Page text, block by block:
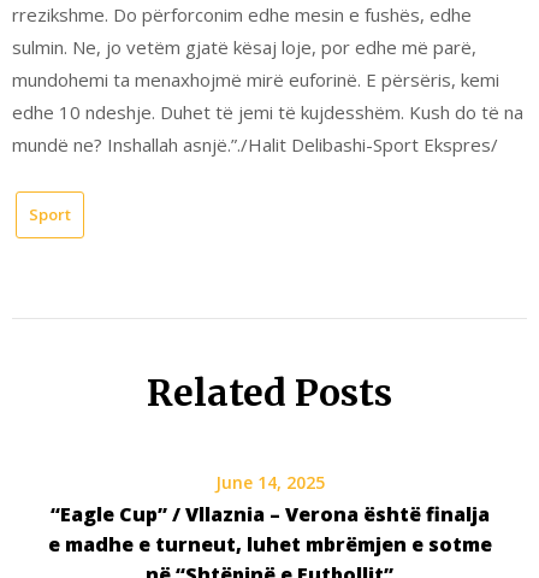
rrezikshme. Do përforconim edhe mesin e fushës, edhe
sulmin. Ne, jo vetëm gjatë kësaj loje, por edhe më parë,
mundohemi ta menaxhojmë mirë euforinë. E përsëris, kemi
edhe 10 ndeshje. Duhet të jemi të kujdesshëm. Kush do të na
mundë ne? Inshallah asnjë.”./Halit Delibashi-Sport Ekspres/
Sport
Related Posts
June 14, 2025
“Eagle Cup” / Vllaznia – Verona është finalja
e madhe e turneut, luhet mbrëmjen e sotme